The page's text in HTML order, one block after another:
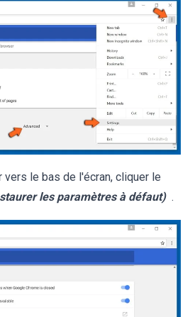
le bas de l'écran, cliquer le
les paramètres à défaut) .